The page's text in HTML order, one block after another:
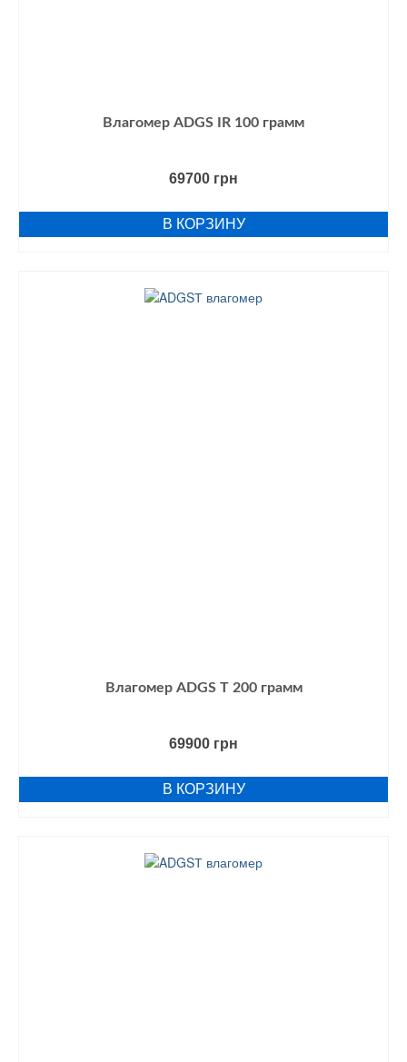
Влагомер ADGS IR 100 грамм
69700 грн
В КОРЗИНУ
Влагомер ADGS Т 200 грамм
69900 грн
В КОРЗИНУ